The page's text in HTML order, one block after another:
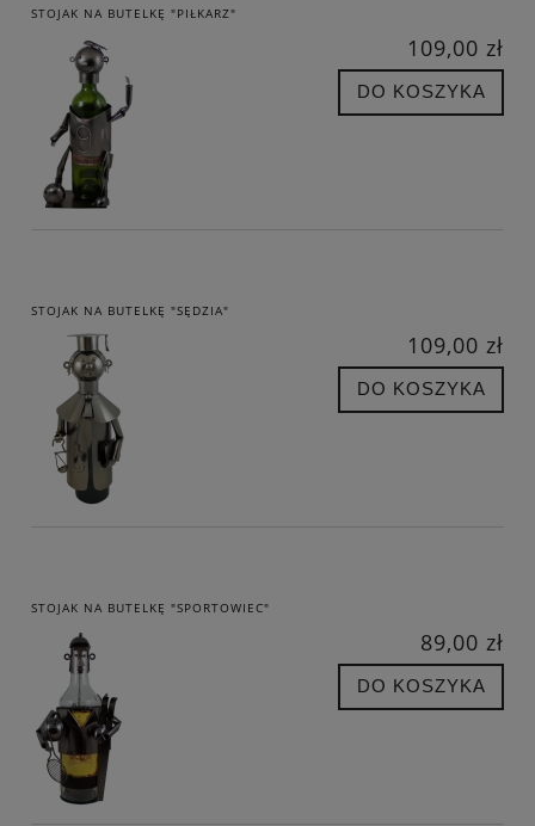
STOJAK NA BUTELKĘ "PIŁKARZ"
109,00 zł
DO KOSZYKA
STOJAK NA BUTELKĘ "SĘDZIA"
109,00 zł
DO KOSZYKA
STOJAK NA BUTELKĘ "SPORTOWIEC"
89,00 zł
DO KOSZYKA